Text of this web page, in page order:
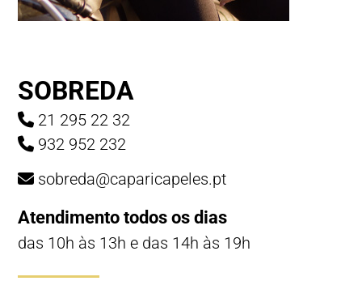
SOBREDA
21 295 22 32
932 952 232
sobreda@caparicapeles.pt
Atendimento todos os dias
das 10h às 13h e das 14h às 19h